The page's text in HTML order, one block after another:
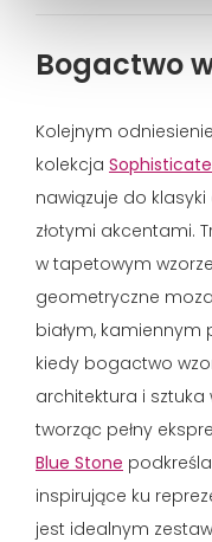
Bogactwo
Kolejnym
kolekcja
nawiązuje do
złotymi akcentami.
w tapetowym
geometryczne
białym, kamiennym
kiedy bogactwo
architektura i
tworząc pełny
Blue Stone
inspirujące ku
jest idealnym